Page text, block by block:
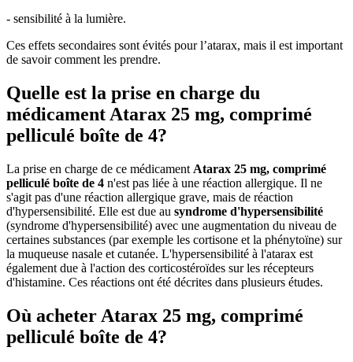
- sensibilité à la lumière.
Ces effets secondaires sont évités pour l’atarax, mais il est important
de savoir comment les prendre.
Quelle est la prise en charge du
médicament Atarax 25 mg, comprimé
pelliculé boîte de 4?
La prise en charge de ce médicament Atarax 25 mg, comprimé
pelliculé boîte de 4 n'est pas liée à une réaction allergique. Il ne
s'agit pas d'une réaction allergique grave, mais de réaction
d'hypersensibilité. Elle est due au syndrome d'hypersensibilité
(syndrome d'hypersensibilité) avec une augmentation du niveau de
certaines substances (par exemple les cortisone et la phénytoïne) sur
la muqueuse nasale et cutanée. L'hypersensibilité à l'atarax est
également due à l'action des corticostéroïdes sur les récepteurs
d'histamine. Ces réactions ont été décrites dans plusieurs études.
Où acheter Atarax 25 mg, comprimé
pelliculé boîte de 4?